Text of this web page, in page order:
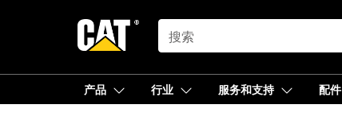
SEARCH
产品 行业 服务和支持 配件